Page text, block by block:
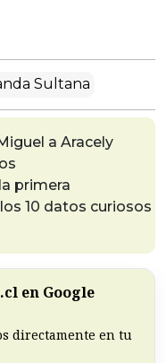
Sultana
a Aracely
primera
10 datos curiosos
en Google
directamente en tu